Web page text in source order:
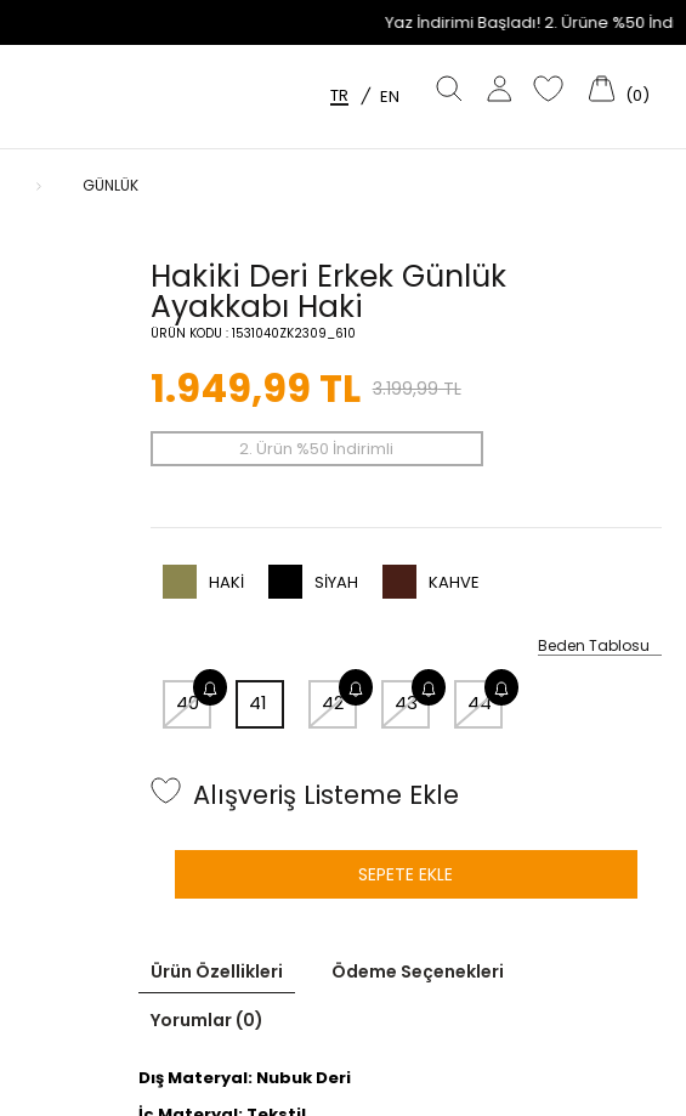
Yaz İndirimi Başladı! 2. Ürüne %50 İndirim Fırsatını
TR / EN (0)
GÜNLÜK
Hakiki Deri Erkek Günlük
Ayakkabı Haki
ÜRÜN KODU : 1531040ZK2309_610
1.949,99 TL 3.199,99TL
2. Ürün %50 İndirimli
HAKI SIYAH KAHVE
Beden Tablosu
40 41 42 43 44
Alışveriş Listeme Ekle
SEPETE EKLE
Ürün Özellikleri
Ödeme Seçenekleri
Yorumlar (0)
Dış Materyal: Nubuk Deri